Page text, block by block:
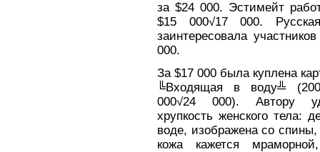
за $24 000. Эстимейт
$15 000√17 000.
заинтересовала
000.
За $17 000 была куплена
╚Входящая в воду╩
000√24 000). Автору
хрупкость женского тела:
воде, изображена со
кожа кажется